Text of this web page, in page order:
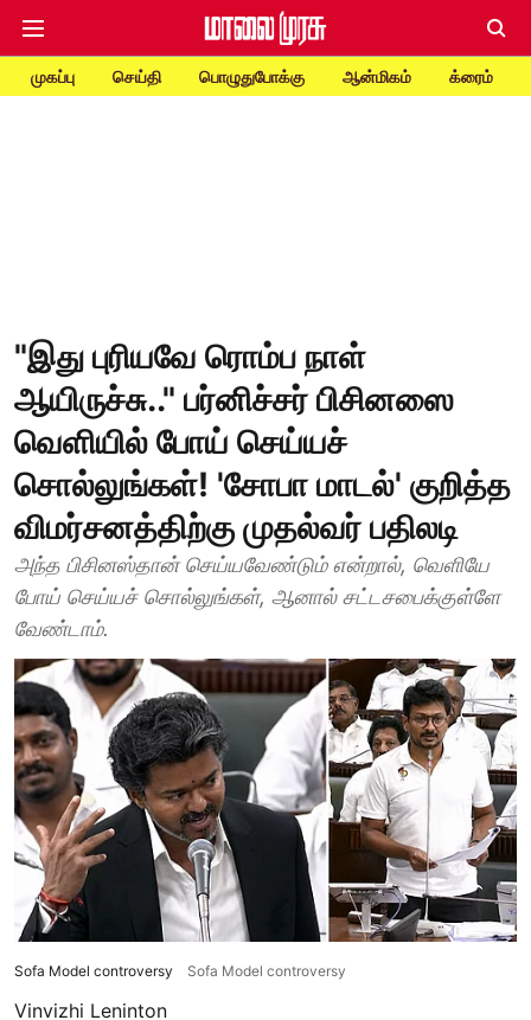
முகப்பு செய்தி பொழுதுபோக்கு ஆன்மிகம் க்ரைம்
"இது புரியவே ரொம்ப நாள்
ஆயிருச்சு.." பர்னிச்சர் பிசினஸை
வெளியில் போய் செய்யச்
சொல்லுங்கள்! 'சோபா மாடல்' குறித்த
விமர்சனத்திற்கு முதல்வர் பதிலடி
அந்த பிசினஸ்தான் செய்யவேண்டும் என்றால், வெளியே
போய் செய்யச் சொல்லுங்கள், ஆனால் சட்டசபைக்குள்ளே
வேண்டாம்.
Sofa Model controversy Sofa Model controversy
Vinvizhi Leninton